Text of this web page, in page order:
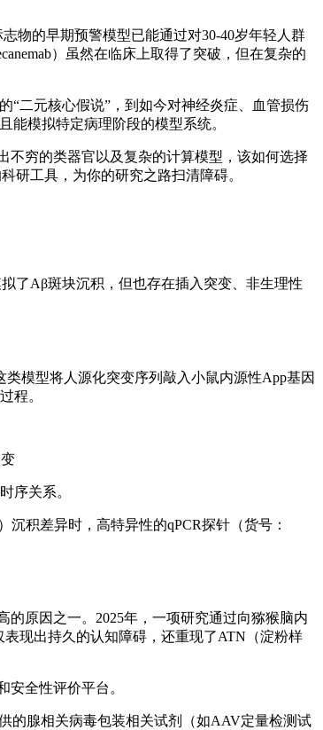
物的早期预警模型已能通过对30-40岁年轻人群
）虽然在临床上取得了突破，但在复杂的
“二元核心假说”，到如今对神经炎症、血管损伤
能模拟特定病理阶段的模型系统。
不穷的类器官以及复杂的计算模型，该如何选择
研工具，为你的研究之路扫清障碍。
了Aβ斑块沉积，但也存在插入突变、非生理性
模型将人源化突变序列敲入小鼠内源性App基因
程。
序关系。
积差异时，高特异性的qPCR探针（货号：
原因之一。2025年，一项研究通过向猕猴脑内
现出持久的认知障碍，还重现了ATN（淀粉样
全性评价平台。
的腺相关病毒包装相关试剂（如AAV定量检测试